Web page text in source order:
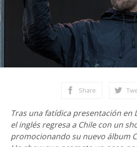
Share
Tras una fatídica presentación en
el inglés regresa a Chile con un
promocionando su nuevo álbum